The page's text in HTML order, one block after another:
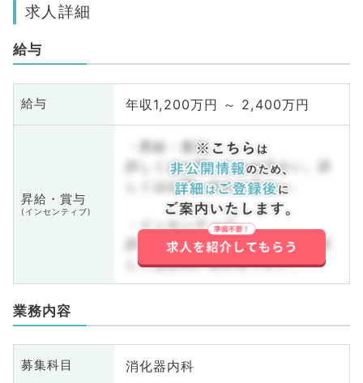
求人詳細
給与
給与 年収1,200万円 ～ 2,400万円
昇給・賞与
(インセンティブ)
・昇給・賞与
詳しくはお問い合わせ下さい。詳
しくはお問い合わせ下さい。
・インセンティブ
詳しくはお問い合わせ下さい。詳
しくはお問い合わせ下さい。
業務内容
募集科目 消化器内科